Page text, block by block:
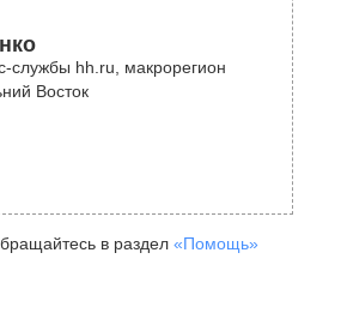
службы hh.ru, макрорегион
Восток
в раздел «Помощь»